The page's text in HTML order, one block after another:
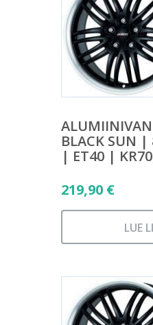
BLACK SUN
| ET40 |
219,90 €
LUE